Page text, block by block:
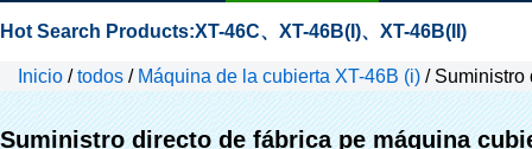
Hot Search Products:XT-46C、 XT-46B(I)、 XT-46B(II)
Inicio /todos / Máquina de la cubierta XT-46B (i) / Suministro
Suministro directo de fábrica pe máquina